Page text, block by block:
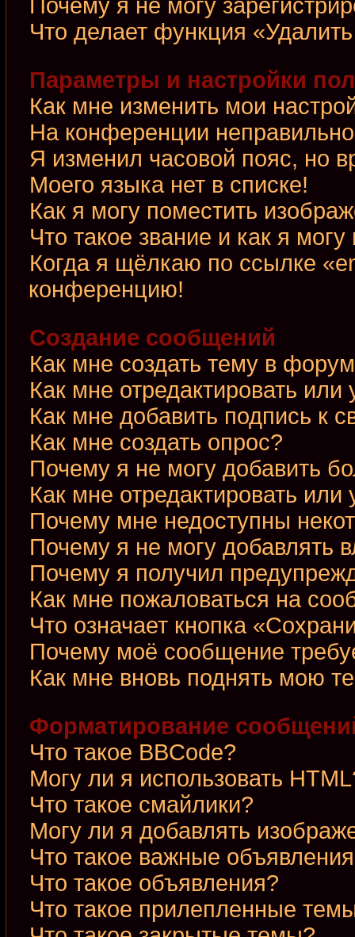
Почему я не могу
Что делает функция
Параметры и настройки
Как мне изменить мои
На конференции
Я изменил часовой пояс, но
Моего языка нет в списке!
Как я могу поместить
Что такое звание и как я могу
Когда я щёлкаю по ссылке
конференцию!
Создание сообщений
Как мне создать тему в
Как мне отредактировать
Как мне добавить подпись к
Как мне создать опрос?
Почему я не могу добавить
Как мне отредактировать или
Почему мне недоступны
Почему я не могу добавлять
Почему я получил
Как мне пожаловаться на
Что означает кнопка
Почему моё сообщение
Как мне вновь поднять мою
Форматирование
Что такое BBCode?
Могу ли я использовать
Что такое смайлики?
Могу ли я добавлять
Что такое важные
Что такое объявления?
Что такое прилепленные